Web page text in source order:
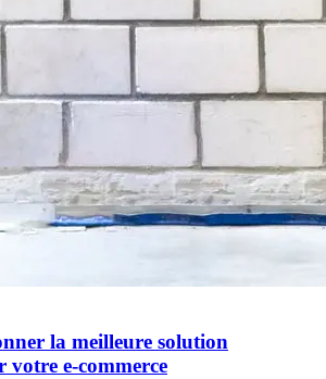
la meilleure solution
e-commerce